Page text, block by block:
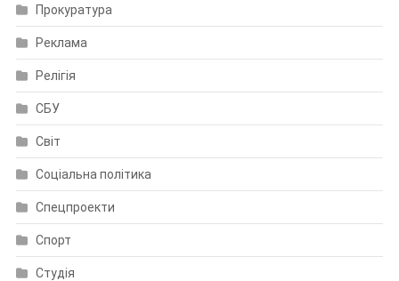
Прокуратура
Реклама
Релігія
СБУ
Світ
Соціальна політика
Спецпроекти
Спорт
Студія